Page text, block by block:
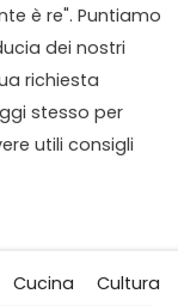
è re". Puntiamo
dei nostri
richiesta
stesso per
utili consigli
Cucina
Cultura